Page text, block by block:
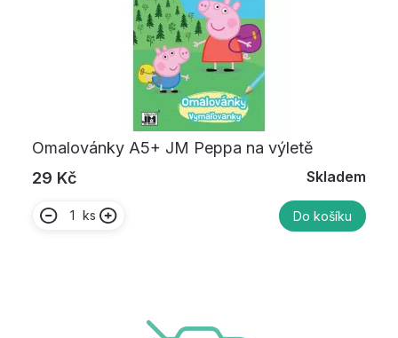
Omalovánky A5+ JM Peppa na výletě
29 Kč
Skladem
ks Do košíku